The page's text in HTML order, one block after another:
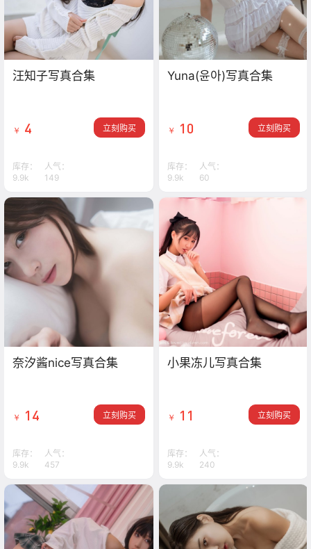
汪知子写真合集
￥ 4 立刻购买
库存：
9.9k
人气：
149
Yuna(윤아)写真合集
￥ 10 立刻购买
库存：
9.9k
人气：
60
奈汐酱nice写真合集
￥ 14 立刻购买
库存：
9.9k
人气：
457
小果冻儿写真合集
￥ 11 立刻购买
库存：
9.9k
人气：
240